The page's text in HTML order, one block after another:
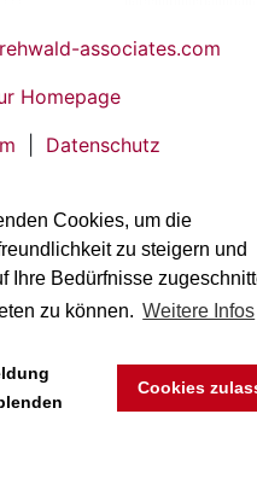
Cookies, um die
zu steigern und
Ihre Bedürfnisse
zu können. Weitere Infos
Cookies
associates.com
Homepage
Datenschutz